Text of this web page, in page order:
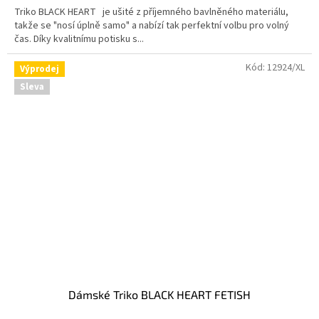
Triko BLACK HEART je ušité z příjemného bavlněného materiálu,
takže se "nosí úplně samo" a nabízí tak perfektní volbu pro volný
čas. Díky kvalitnímu potisku s...
Výprodej
Sleva
Dámské Triko BLACK HEART FETISH
Kód: 12924/XL